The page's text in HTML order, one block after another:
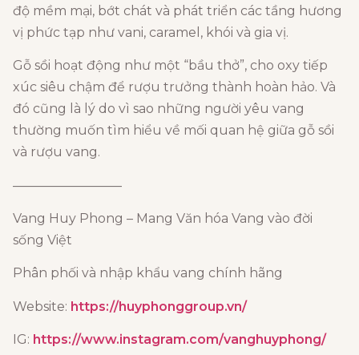
độ mềm mại, bớt chát và phát triển các tầng hương
vị phức tạp như vani, caramel, khói và gia vị.
Gỗ sồi hoạt động như một “bầu thở”, cho oxy tiếp
xúc siêu chậm để rượu trưởng thành hoàn hảo. Và
đó cũng là lý do vì sao những người yêu vang
thường muốn tìm hiểu về mối quan hệ giữa gỗ sồi
và rượu vang.
————————–
Vang Huy Phong – Mang Văn hóa Vang vào đời
sống Việt
Phân phối và nhập khẩu vang chính hãng
Website: https://huyphonggroup.vn/
IG: https://www.instagram.com/vanghuyphong/